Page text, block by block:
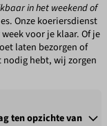
in het weekend of
Onze koeriersdienst
voor je klaar. Of je
laten bezorgen of
hebt, wij zorgen
ten opzichte van